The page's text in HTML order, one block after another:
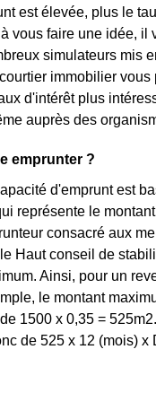
est élevée, plus le
vous faire une idée, il
simulateurs mis
immobilier vous
d'intérêt plus
auprès des
emprunter ?
d'emprunt est
représente le
consacré aux
Haut conseil de
Ainsi, pour un
le montant
1500 x 0,35 =
de 525 x 12 (mois) x